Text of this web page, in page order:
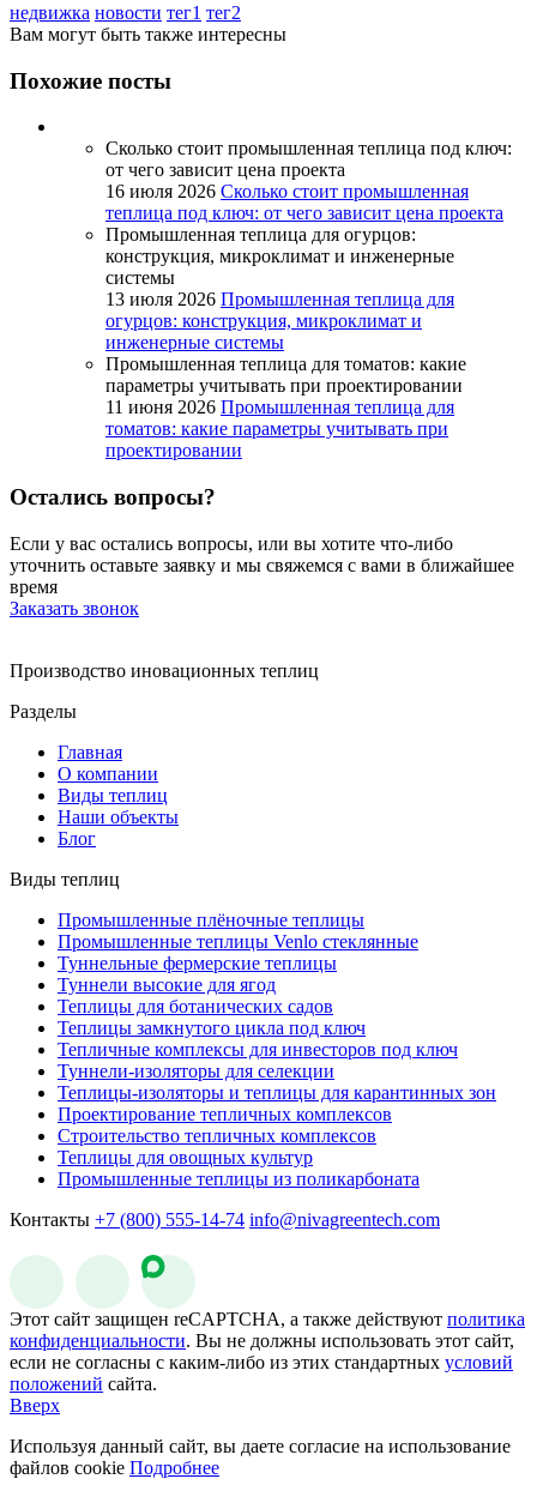
недвижка новости тег1 тег2
Вам могут быть также интересны
Похожие посты
Сколько стоит промышленная теплица под ключ:
от чего зависит цена проекта
16 июля 2026 Сколько стоит промышленная
теплица под ключ: от чего зависит цена проекта
Промышленная теплица для огурцов:
конструкция, микроклимат и инженерные
системы
13 июля 2026 Промышленная теплица для
огурцов: конструкция, микроклимат и
инженерные системы
Промышленная теплица для томатов: какие
параметры учитывать при проектировании
11 июня 2026 Промышленная теплица для
томатов: какие параметры учитывать при
проектировании
Остались вопросы?
Если у вас остались вопросы, или вы хотите что-либо
уточнить оставьте заявку и мы свяжемся с вами в ближайшее
время
Заказать звонок
Производство иновационных теплиц
Разделы
Главная
О компании
Виды теплиц
Наши объекты
Блог
Виды теплиц
Промышленные плёночные теплицы
Промышленные теплицы Venlo стеклянные
Туннельные фермерские теплицы
Туннели высокие для ягод
Теплицы для ботанических садов
Теплицы замкнутого цикла под ключ
Тепличные комплексы для инвесторов под ключ
Туннели-изоляторы для селекции
Теплицы-изоляторы и теплицы для карантинных зон
Проектирование тепличных комплексов
Строительство тепличных комплексов
Теплицы для овощных культур
Промышленные теплицы из поликарбоната
Контакты +7 (800) 555-14-74 info@nivagreentech.com
Этот сайт защищен reCAPTCHA, а также действуют политика
конфиденциальности. Вы не должны использовать этот сайт,
если не согласны с каким-либо из этих стандартных условий
положений сайта.
Вверх
Используя данный сайт, вы даете согласие на использование
файлов cookie Подробнее